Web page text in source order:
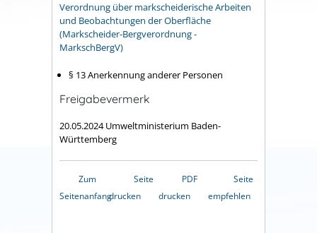
Verordnung über markscheiderische Arbeiten
und Beobachtungen der Oberfläche
(Markscheider-Bergverordnung -
MarkschBergV)
§ 13 Anerkennung anderer Personen
Freigabevermerk
20.05.2024 Umweltministerium Baden-
Württemberg
Zum
Seitenanfang
Seite
drucken
PDF
drucken
Seite
empfehlen